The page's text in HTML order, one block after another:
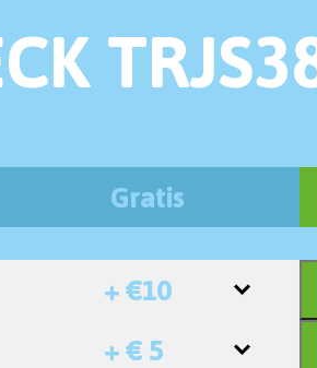
Gratis
+ €10
+ € 5